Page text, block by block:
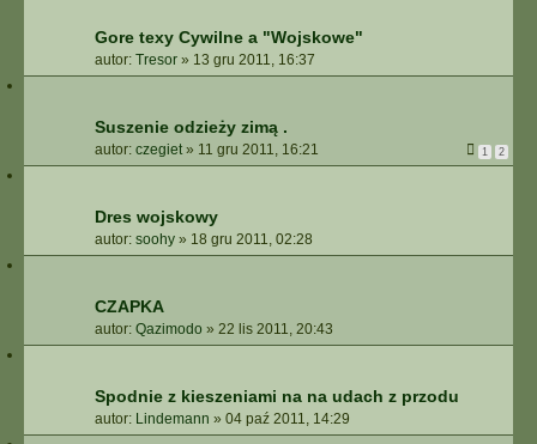
Gore texy Cywilne a "Wojskowe"
autor: Tresor » 13 gru 2011, 16:37
Suszenie odzieży zimą .
autor: czegiet» 11 gru 2011, 16:21 1 2
Dres wojskowy
autor: soohy » 18 gru 2011, 02:28
CZAPKA
autor: Qazimodo » 22 lis 2011, 20:43
Spodnie z kieszeniami na na udach z przodu
autor: Lindemann » 04 paź 2011, 14:29